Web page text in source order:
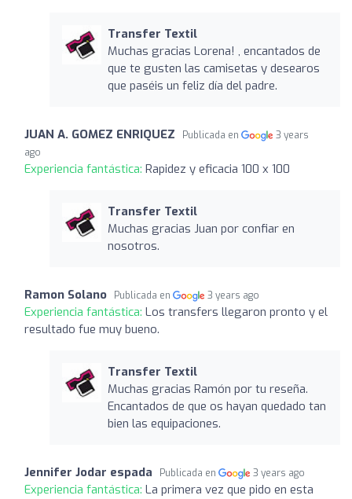
Transfer Textil
Muchas gracias Lorena! , encantados de
que te gusten las camisetas y desearos
que paséis un feliz día del padre.
JUAN A. GOMEZ ENRIQUEZ Publicada en
3 years
ago
Experiencia fantástica: Rapidez y eficacia 100 x 100
Transfer Textil
Muchas gracias Juan por confiar en
nosotros.
Ramon Solano Publicada en 3 years ago
Experiencia fantástica: Los transfers llegaron pronto y el
resultado fue muy bueno.
Transfer Textil
Muchas gracias Ramón por tu reseña.
Encantados de que os hayan quedado tan
bien las equipaciones.
Jennifer Jodar espada Publicada en 3 years ago
Experiencia fantástica: La primera vez que pido en esta